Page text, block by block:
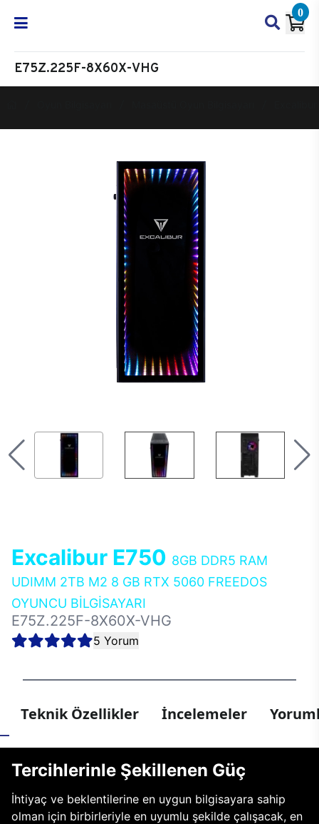
0
E75Z.225F-8X60X-VHG
Excalibur E750 8GB DDR5 RAM
UDIMM 2TB M2 8 GB RTX 5060 FREEDOS
OYUNCU BİLGİSAYARI
E75Z.225F-8X60X-VHG
5 Yorum
Teknik Özellikler İncelemeler
Tercihlerinle Şekillenen Güç
İhtiyaç ve beklentilerine en uygun bilgisayara sahip
olman için birbirleriyle en uyumlu şekilde çalışacak, en